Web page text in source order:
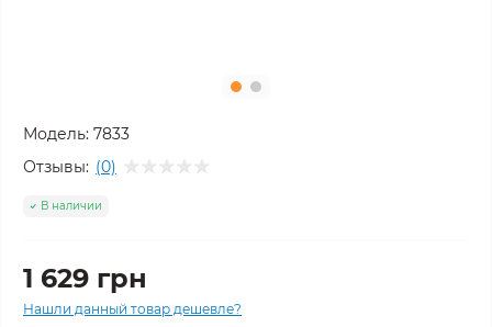
Модель: 7833
Отзывы: (0)
В наличии
1 629 грн
Нашли данный товар дешевле?